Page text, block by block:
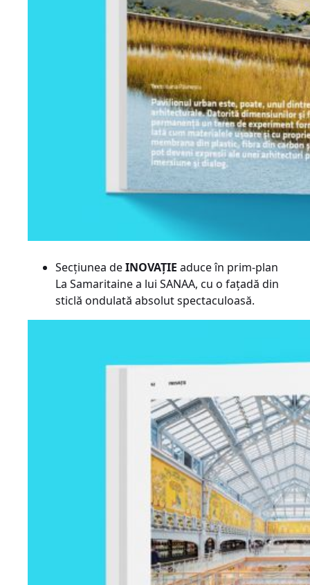
Secțiunea deINOVAȚIE aduce în prim-plan
La Samaritaine a lui SANAA, cu o fațadă din
sticlă ondulată absolut spectaculoasă.